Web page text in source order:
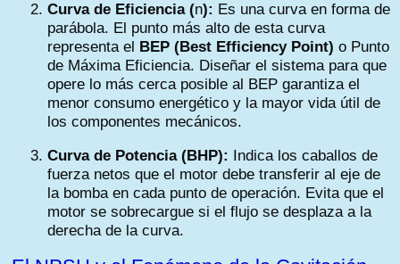
Curva de Eficiencia (n): Es una curva en forma de
parábola. El punto más alto de esta curva
representa el BEP (Best Efficiency Point) o Punto
de Máxima Eficiencia. Diseñar el sistema para que
opere lo más cerca posible al BEP garantiza el
menor consumo energético y la mayor vida útil de
los componentes mecánicos.
Curva de Potencia (BHP): Indica los caballos de
fuerza netos que el motor debe transferir al eje de
la bomba en cada punto de operación. Evita que el
motor se sobrecargue si el flujo se desplaza a la
derecha de la curva.